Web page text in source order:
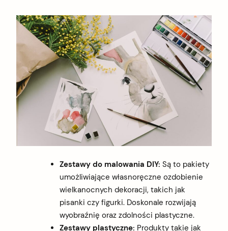
Zestawy do malowania DIY: Są to pakiety
umożliwiające własnoręczne ozdobienie
wielkanocnych dekoracji, takich jak
pisanki czy figurki. Doskonale rozwijają
wyobraźnię oraz zdolności plastyczne.
Zestawy plastyczne: Produkty takie jak